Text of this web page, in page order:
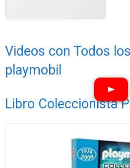
Videos con Todos
playmobil
Libro Coleccionista